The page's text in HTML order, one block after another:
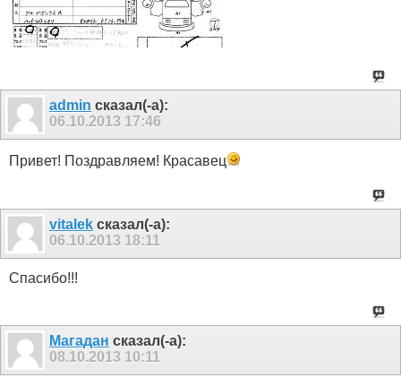
admin сказал(-а):
06.10.2013 17:46
Привет! Поздравляем! Красавец
vitalek сказал(-а):
06.10.2013 18:11
Спасибо!!!
Магадан сказал(-а):
08.10.2013 10:11